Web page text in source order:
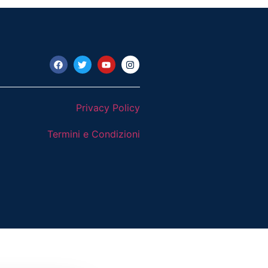
Privacy Policy
Termini e Condizioni